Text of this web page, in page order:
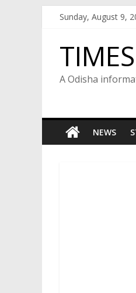
Sunday, August 9,
A Odisha
NEWS